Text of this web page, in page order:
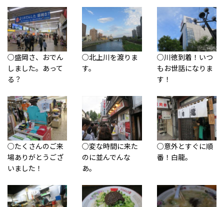
○盛岡さ、おでん
しました。あって
る？
○北上川を渡りま
す。
○川徳到着！いつ
もお世話になりま
す！
○たくさんのご来
場ありがとうござ
いました！
○変な時間に来た
のに並んでんな
あ。
○意外とすぐに順
番！白龍。